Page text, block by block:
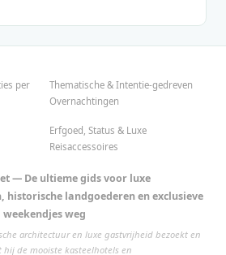
per
Thematische & Intentie-gedreven
Overnachtingen
Erfgoed, Status & Luxe
Reisaccessoires
— De ultieme gids voor luxe
historische landgoederen en exclusieve
weekendjes weg
architectuur en luxe gastvrijheid bezoekt en
hij de mooiste kasteelhotels en